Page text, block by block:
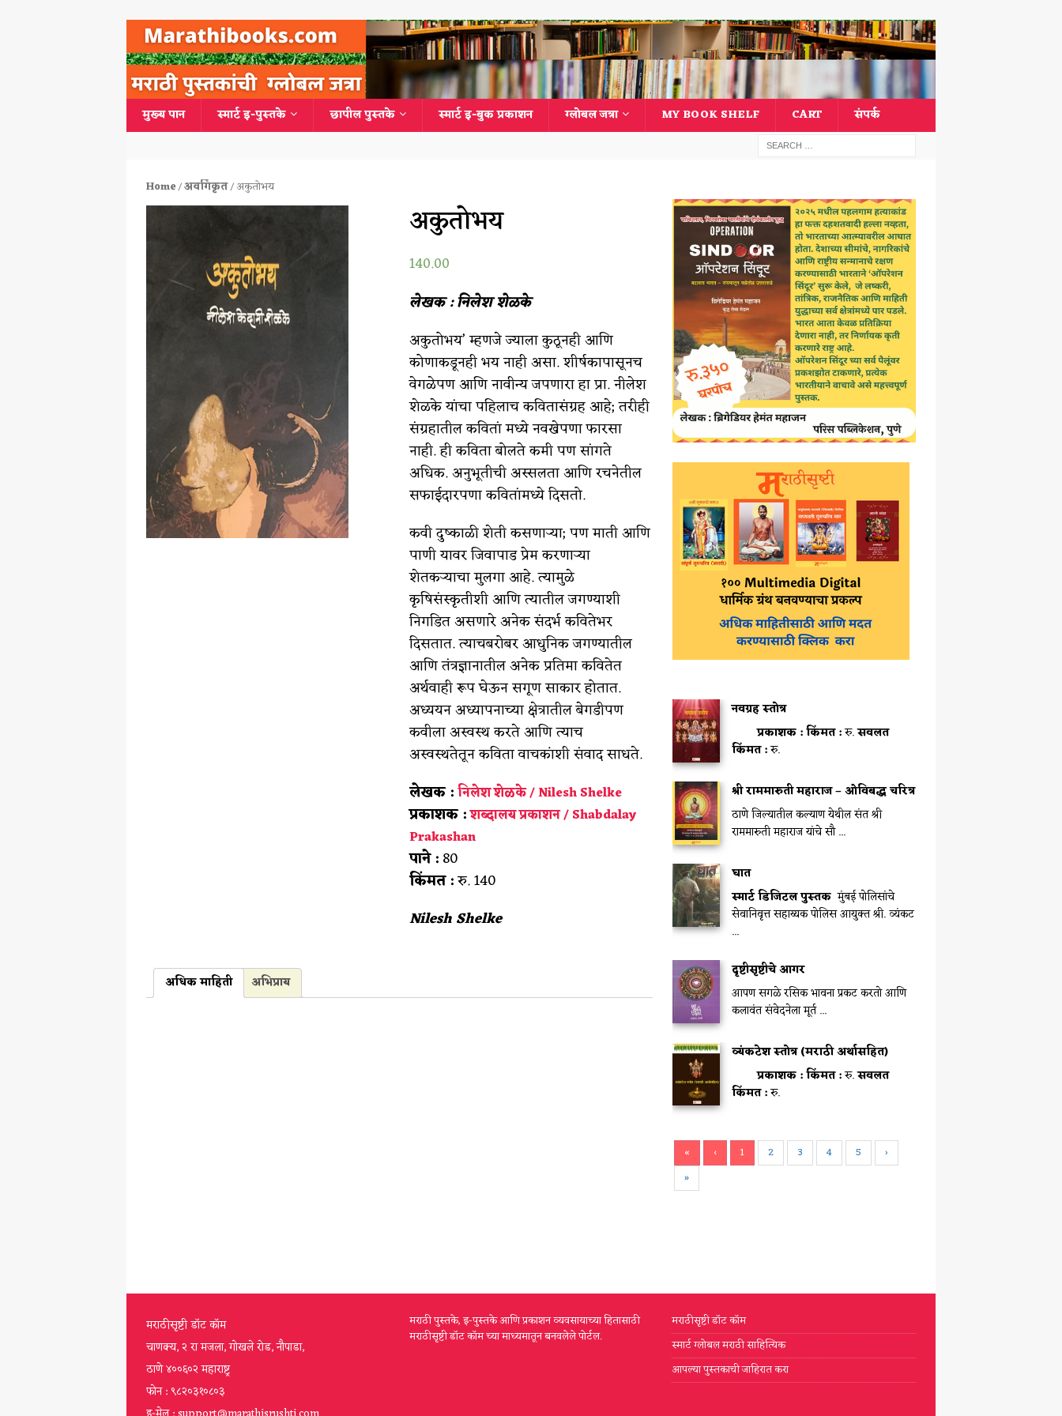
मुख्य पान स्मार्ट इ-पुस्तके छापील पुस्तके स्मार्ट इ-बुक प्रकाशन ग्लोबल जत्रा MY BOOK SHELF CART संपर्क
Home/अवर्गिकृत/ अकुतोभय
अकुतोभय
140.00
लेखक : निलेश शेळके
अकुतोभय’ म्हणजे ज्याला कुठूनही आणि
कोणाकडूनही भय नाही असा. शीर्षकापासूनच
वेगळेपण आणि नावीन्य जपणारा हा प्रा. नीलेश
शेळके यांचा पहिलाच कवितासंग्रह आहे; तरीही
संग्रहातील कवितां मध्ये नवखेपणा फारसा
नाही. ही कविता बोलते कमी पण सांगते
अधिक. अनुभूतीची अस्सलता आणि रचनेतील
सफाईदारपणा कवितांमध्ये दिसतो.
कवी दुष्काळी शेती कसणाऱ्या; पण माती आणि
पाणी यावर जिवापाड प्रेम करणाऱ्या
शेतकऱ्याचा मुलगा आहे. त्यामुळे
कृषिसंस्कृतीशी आणि त्यातील जगण्याशी
निगडित असणारे अनेक संदर्भ कवितेभर
दिसतात. त्याचबरोबर आधुनिक जगण्यातील
आणि तंत्रज्ञानातील अनेक प्रतिमा कवितेत
अर्थवाही रूप घेऊन सगूण साकार होतात.
अध्ययन अध्यापनाच्या क्षेत्रातील बेगडीपण
कवीला अस्वस्थ करते आणि त्याच
अस्वस्थतेतून कविता वाचकांशी संवाद साधते.
लेखक :निलेश शेळके / Nilesh Shelke
प्रकाशक :शब्दालय प्रकाशन / Shabdalay
Prakashan
पाने :80
किंमत :रु. 140
Nilesh Shelke
अधिक माहिती अभिप्राय
नवग्रह स्तोत्र
प्रकाशक :किंमत :रु.सवलत
किंमत :रु.
श्री राममारुती महाराज – ओविबद्ध चरित्र
ठाणे जिल्यातील कल्याण येथील संत श्री
राममारुती महाराज यांचे सौ ...
घात
स्मार्ट डिजिटल पुस्तक मुंबई पोलिसांचे
सेवानिवृत्त सहाय्यक पोलिस आयुक्त श्री. व्यंकट
...
दृष्टीसृष्टीचे आगर
आपण सगळे रसिक भावना प्रकट करतो आणि
कलावंत संवेदनेला मूर्त ...
व्यंकटेश स्तोत्र (मराठी अर्थासहित)
प्रकाशक :किंमत :रु.सवलत
किंमत :रु.
« ‹ 1 2 3 4 5
›
»
मराठीसृष्टी डॉट कॉम
चाणक्य, २ रा मजला, गोखले रोड, नौपाडा,
ठाणे ४००६०२ महाराष्ट्र
फोन : ९८२०३१०८०३
मराठी पुस्तके, इ-पुस्तके आणि प्रकाशन व्यवसायाच्या हितासाठी
मराठीसृष्टी डॉट कॉम च्या माध्यमातून बनवलेले पोर्टल.
मराठीसृष्टी डॉट कॉम
स्मार्ट ग्लोबल मराठी साहित्यिक
आपल्या पुस्तकाची जाहिरात करा